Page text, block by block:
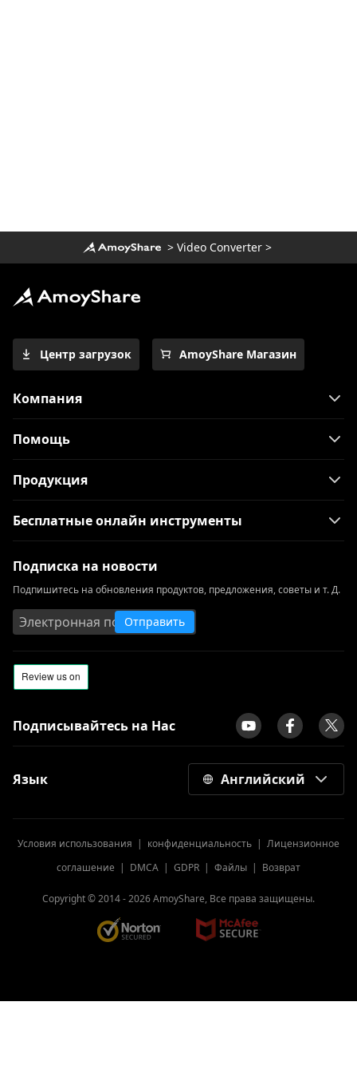
> Video Converter>
Центр загрузок AmoyShare Магазин
Компания
Помощь
Продукция
Бесплатные онлайн инструменты
Подписка на новости
Подпишитесь на обновления продуктов, предложения, советы и т. Д.
Отправить
Подписывайтесь на Нас
Язык Английский
Условия использования | конфиденциальность | Лицензионное
соглашение | DMCA | GDPR | Файлы | Возврат
Copyright © 2014 -2026AmoyShare, Все права защищены.